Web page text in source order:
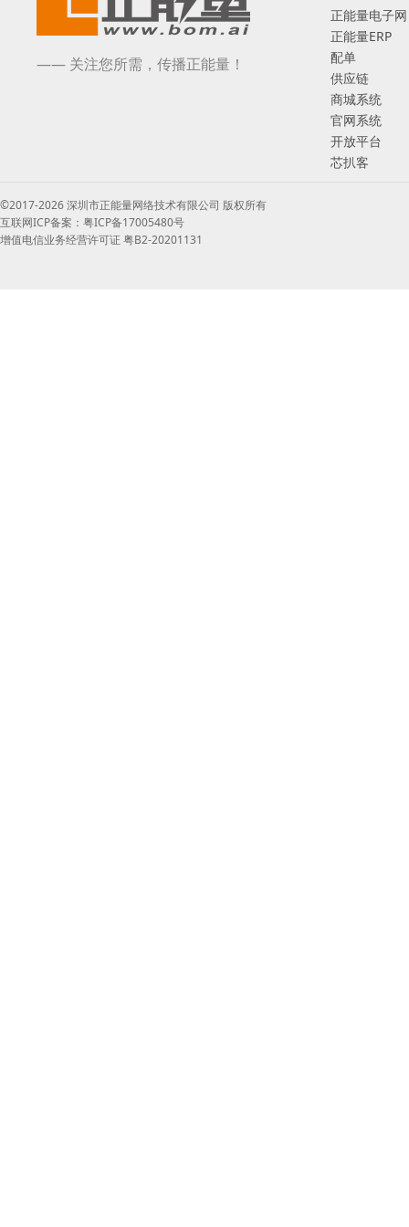
—— 关注您所需，传播正能量！
正能量电子网
正能量ERP
配单
供应链
商城系统
官网系统
开放平台
芯扒客
©2017-2026 深圳市正能量网络技术有限公司 版权所有
互联网ICP备案：粤ICP备17005480号
增值电信业务经营许可证 粤B2-20201131